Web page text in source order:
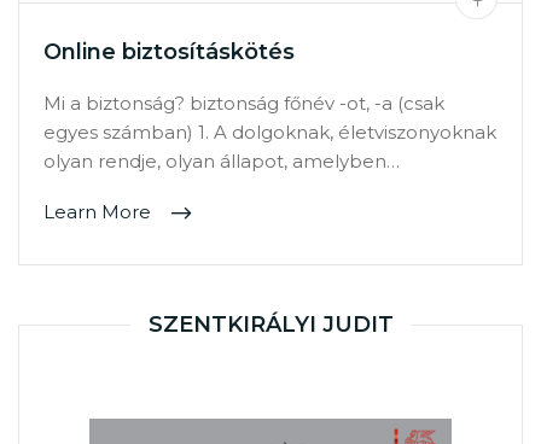
Online biztosításkötés
Mi a biztonság? biztonság főnév -ot, -a (csak
egyes számban) 1. A dolgoknak, életviszonyoknak
olyan rendje, olyan állapot, amelyben…
Learn More
SZENTKIRÁLYI JUDIT